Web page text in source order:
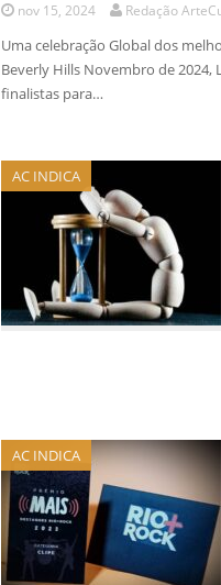
nov 15, 2024 Redação
Uma celebração Global dos
Beverly Hills Novembro de 2024,
finalistas para…
AC INDICA
AC INDICA